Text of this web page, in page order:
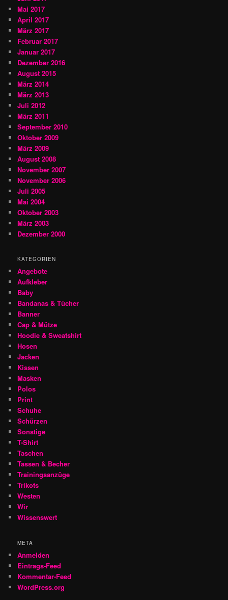
Mai 2017
April 2017
März 2017
Februar 2017
Januar 2017
Dezember 2016
August 2015
März 2014
März 2013
Juli 2012
März 2011
September 2010
Oktober 2009
März 2009
August 2008
November 2007
November 2006
Juli 2005
Mai 2004
Oktober 2003
März 2003
Dezember 2000
KATEGORIEN
Angebote
Aufkleber
Baby
Bandanas & Tücher
Banner
Cap & Mütze
Hoodie & Sweatshirt
Hosen
Jacken
Kissen
Masken
Polos
Print
Schuhe
Schürzen
Sonstige
T-Shirt
Taschen
Tassen & Becher
Trainingsanzüge
Trikots
Westen
Wir
Wissenswert
META
Anmelden
Eintrags-Feed
Kommentar-Feed
WordPress.org